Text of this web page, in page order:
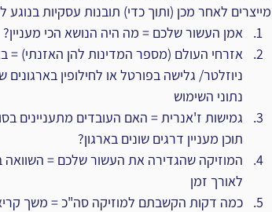
מייצרים לאחר מכן (ותוך כדי) תובנות עסקיות
אמן העשור שלכם = מה היה הנושא הכי מעניין?
אזרחי העולם (מספר המדינות להן האזנתי) =
ניוזלטר/ גלישה בפורטל או לחילופין בארגונים
נתוני השימוש
גמישות ז'אנרית = האם העובדים מתעניינים
תוכן מעניין דרגים שונים בארגון?
המוזיקה שהגדירה את העשור שלכם = השוואה
לאורך זמן
כמה דקות הקשבתם למוזיקה סה"כ = משך